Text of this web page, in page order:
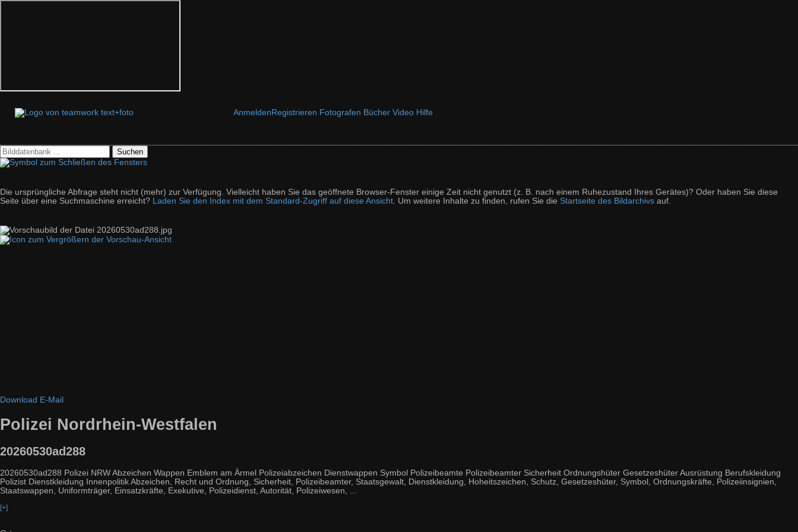
Anmelden Registrieren Fotografen Bücher Video Hilfe
Suchen
Die ursprüngliche Abfrage steht nicht (mehr) zur Verfügung. Vielleicht haben Sie das geöffnete Browser-Fenster einige Zeit nicht genutzt (z. B. nach einem Ruhezustand Ihres Gerätes)? Oder haben Sie diese
Seite über eine Suchmaschine erreicht? Laden Sie den Index mit dem Standard-Zugriff auf diese Ansicht. Um weitere Inhalte zu finden, rufen Sie die Startseite des Bildarchivs auf.
Download E-Mail
Polizei Nordrhein-Westfalen
20260530ad288
20260530ad288 Polizei NRW Abzeichen Wappen Emblem am Ärmel Polizeiabzeichen Dienstwappen Symbol Polizeibeamte Polizeibeamter Sicherheit Ordnungshüter Gesetzeshüter Ausrüstung Berufskleidung
Polizist Dienstkleidung Innenpolitik Abzeichen, Recht und Ordnung, Sicherheit, Polizeibeamter, Staatsgewalt, Dienstkleidung, Hoheitszeichen, Schutz, Gesetzeshüter, Symbol, Ordnungskräfte, Polizeiinsignien,
Staatswappen, Uniformträger, Einsatzkräfte, Exekutive, Polizeidienst, Autorität, Polizeiwesen, ...
[+]